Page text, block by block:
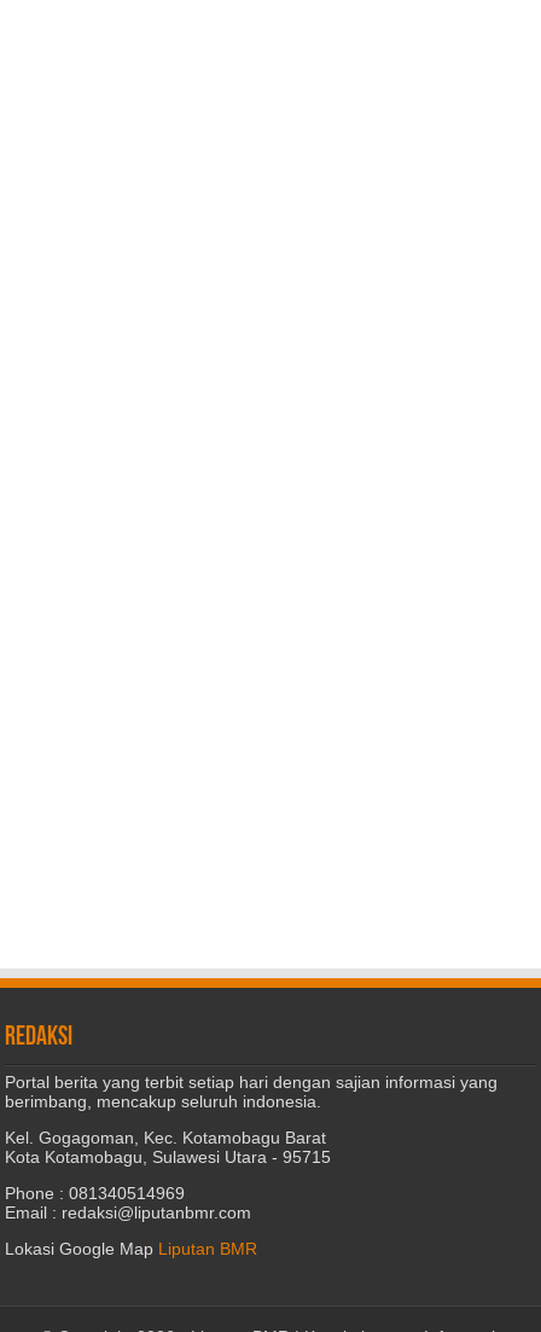
REDAKSI
Portal berita yang terbit setiap hari dengan sajian informasi yang
berimbang, mencakup seluruh indonesia.
Kel. Gogagoman, Kec. Kotamobagu Barat
Kota Kotamobagu, Sulawesi Utara - 95715
Phone : 081340514969
Email : redaksi@liputanbmr.com
Lokasi Google Map Liputan BMR